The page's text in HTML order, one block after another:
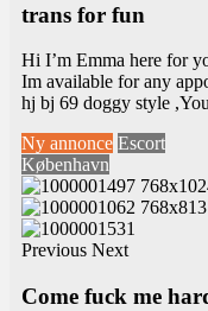
trans for fun
Hi I’m Emma here for
Im available for any
hj bj 69 doggy style
Ny annonce Escort
København
Previous Next
Come fuck me